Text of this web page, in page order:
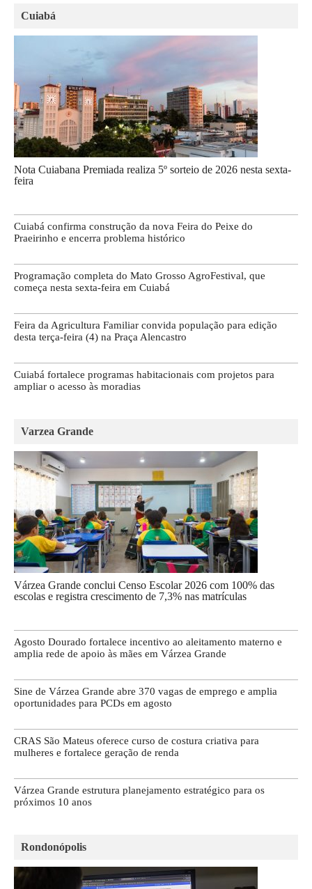
Cuiabá
Nota Cuiabana Premiada realiza 5º sorteio de 2026 nesta sexta-
feira
Cuiabá confirma construção da nova Feira do Peixe do
Praeirinho e encerra problema histórico
Programação completa do Mato Grosso AgroFestival, que
começa nesta sexta-feira em Cuiabá
Feira da Agricultura Familiar convida população para edição
desta terça-feira (4) na Praça Alencastro
Cuiabá fortalece programas habitacionais com projetos para
ampliar o acesso às moradias
Varzea Grande
Várzea Grande conclui Censo Escolar 2026 com 100% das
escolas e registra crescimento de 7,3% nas matrículas
Agosto Dourado fortalece incentivo ao aleitamento materno e
amplia rede de apoio às mães em Várzea Grande
Sine de Várzea Grande abre 370 vagas de emprego e amplia
oportunidades para PCDs em agosto
CRAS São Mateus oferece curso de costura criativa para
mulheres e fortalece geração de renda
Várzea Grande estrutura planejamento estratégico para os
próximos 10 anos
Rondonópolis